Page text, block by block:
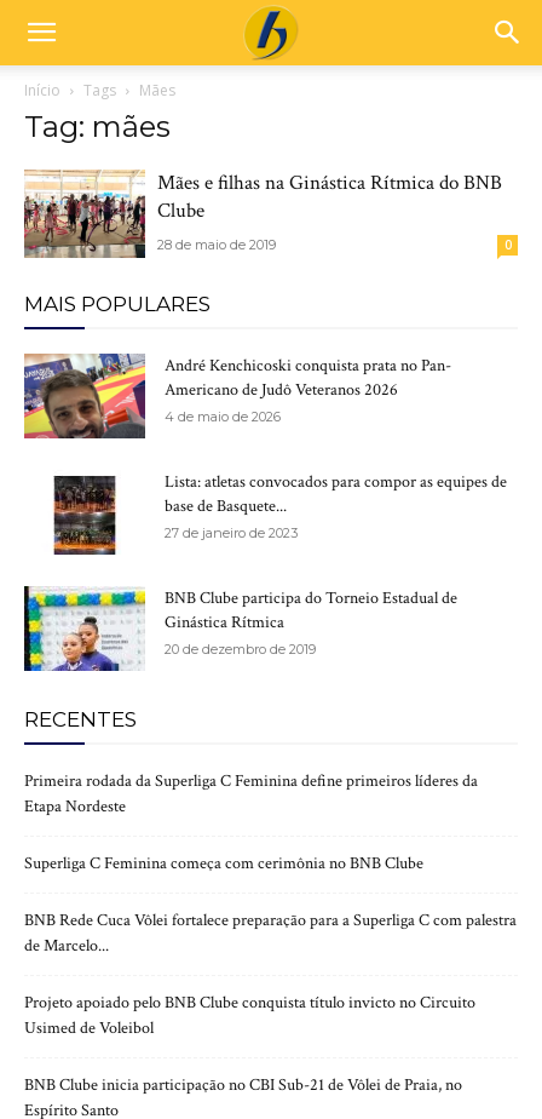
Início Tags Mães
Tag: mães
Mães e filhas na Ginástica Rítmica do BNB
Clube
28 de maio de 2019 0
MAIS POPULARES
André Kenchicoski conquista prata no Pan-
Americano de Judô Veteranos 2026
4 de maio de 2026
Lista: atletas convocados para compor as equipes de
base de Basquete...
27 de janeiro de 2023
BNB Clube participa do Torneio Estadual de
Ginástica Rítmica
20 de dezembro de 2019
RECENTES
Primeira rodada da Superliga C Feminina define primeiros líderes da
Etapa Nordeste
Superliga C Feminina começa com cerimônia no BNB Clube
BNB Rede Cuca Vôlei fortalece preparação para a Superliga C com palestra
de Marcelo...
Projeto apoiado pelo BNB Clube conquista título invicto no Circuito
Usimed de Voleibol
BNB Clube inicia participação no CBI Sub-21 de Vôlei de Praia, no
Espírito Santo